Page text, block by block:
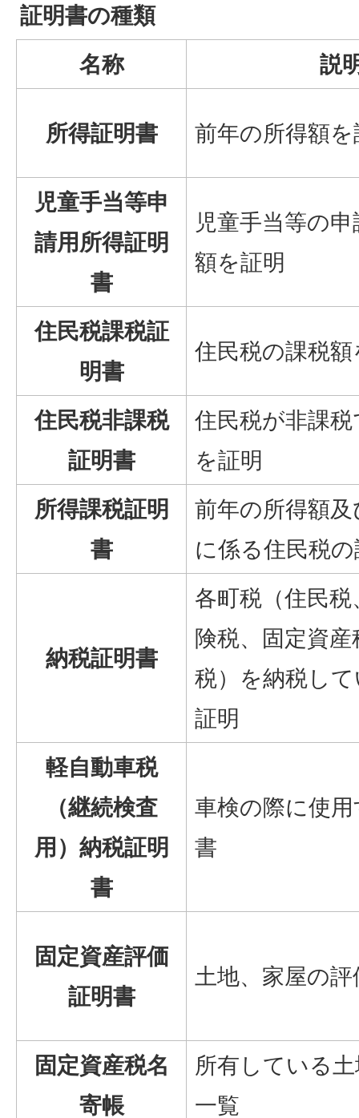
証明書の種類
名称
説
所得証明書 前年の所得額を
児童手当等申
請用所得証明
書
児童手当等の
額を証明
住民税課税証
明書
住民税の課税
住民税非課税
証明書
住民税が非課
を証明
所得課税証明
書
前年の所得額
に係る住民税
納税証明書
各町税（住民
険税、固定資
税）を納税し
証明
軽自動車税
（継続検査
用）納税証明
書
車検の際に使
書
固定資産評価
証明書
土地、家屋の
固定資産税名
寄帳
所有している
一覧